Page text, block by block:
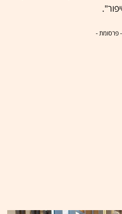
- פרסומת -